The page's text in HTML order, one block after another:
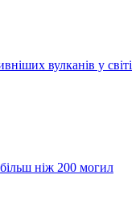
вулканів у світі
ніж 200 могил